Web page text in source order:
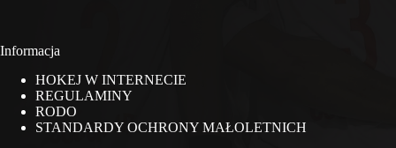
Informacja
HOKEJ W INTERNECIE
REGULAMINY
RODO
STANDARDY OCHRONY MAŁOLETNICH